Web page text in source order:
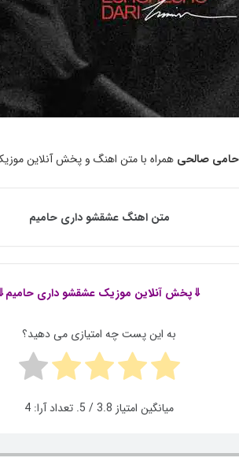
حامی صالحیهمراه با متن اهنگ و پخش آنلاین
متن اهنگ عشقشو داری حامیم
⇓پخش آنلاین موزیک عشقشو داری
به این پست چه امتیازی می دهید؟
میانگین امتیاز 3.8 / 5. تعداد آرا: 4